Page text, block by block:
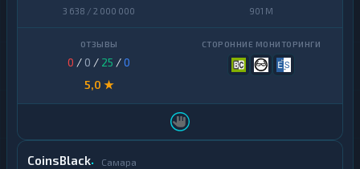
3 638 / 2 000 000 901 M
0 / 0 / 25 /0
5,0 ★
CoinsBlack Самара